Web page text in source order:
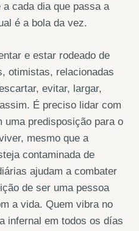
a cada dia que passa a
é a bola da vez.
e estar rodeado de
otimistas, relacionadas
evitar, largar,
É preciso lidar com
uma predisposição para o
mesmo que a
contaminada de
ajudam a combater
de ser uma pessoa
a vida. Quem vibra no
infernal em todos os días